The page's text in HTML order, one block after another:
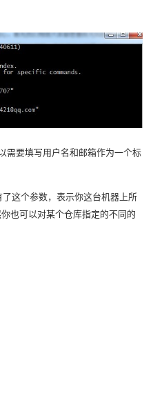
需要填写用户名和邮箱作为一个标
这个参数，表示你这台机器上所
也可以对某个仓库指定的不同的